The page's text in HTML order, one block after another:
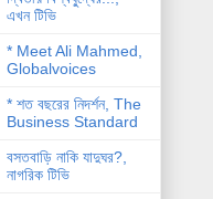
এখন টিভি
* Meet Ali Mahmed,
Globalvoices
* শত বছরের নিদর্শন, The
Business Standard
বসতবাড়ি নাকি যাদুঘর?,
নাগরিক টিভি